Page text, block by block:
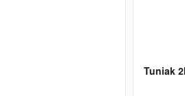
Tuniak